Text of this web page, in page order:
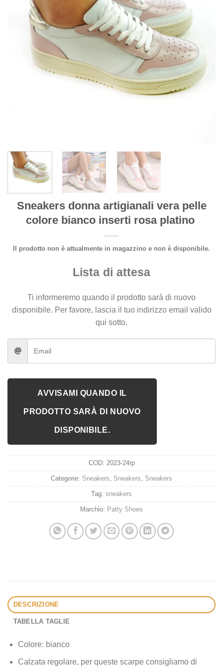
Sneakers donna artigianali vera pelle
colore bianco inserti rosa platino
Il prodotto non è attualmente in magazzino e non è disponibile.
Lista di attesa
Ti informeremo quando il prodotto sarà di nuovo
disponibile. Per favore, lascia il tuo indirizzo email valido
qui sotto.
AVVISAMI QUANDO IL
PRODOTTO SARÀ DI NUOVO
DISPONIBILE.
COD: 2023-24rp
Categorie: Sneakers Sneakers Sneakers
Tag: sneakers
Marchio: Patty Shoes
DESCRIZIONE
TABELLA TAGLIE
Colore: bianco
Calzata regolare, per queste scarpe consigliamo di